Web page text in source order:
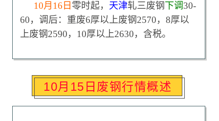
10月16日 零时起， 天津轧三废钢下调30-
60，调后：重废6厚以上废钢2570，8厚以
上废钢2590，10厚以上2630，含税。
10月15日废钢行情概述